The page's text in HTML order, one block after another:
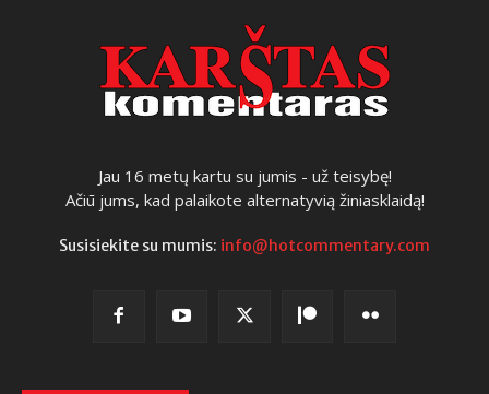
Jau 16 metų kartu su jumis - už teisybę!
Ačiū jums, kad palaikote alternatyvią žiniasklaidą!
Susisiekite su mumis: info@hotcommentary.com